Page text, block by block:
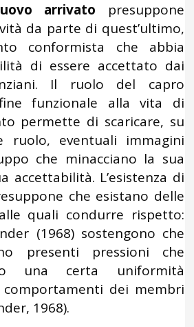
arrivato presuppone
da parte di quest’ultimo,
conformista che abbia
di essere accettato dai
Il ruolo del capro
funzionale alla vita di
permette di scaricare, su
ruolo, eventuali immagini
che minacciano la sua
accettabilità. L’esistenza di
che esistano delle
quali condurre rispetto:
(1968) sostengono che
presenti pressioni che
una certa uniformità
dei membri
1968).